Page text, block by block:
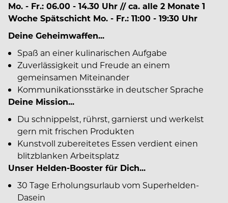
Mo. - Fr.: 06.00 - 14.30 Uhr // ca. alle 2 Monate 1
Woche Spätschicht Mo. - Fr.: 11:00 - 19:30 Uhr
Deine Geheimwaffen...
Spaß an einer kulinarischen Aufgabe
Zuverlässigkeit und Freude an einem
gemeinsamen Miteinander
Kommunikationsstärke in deutscher Sprache
Deine Mission...
Du schnippelst, rührst, garnierst und werkelst
gern mit frischen Produkten
Kunstvoll zubereitetes Essen verdient einen
blitzblanken Arbeitsplatz
Unser Helden-Booster für Dich...
30 Tage Erholungsurlaub vom Superhelden-
Dasein